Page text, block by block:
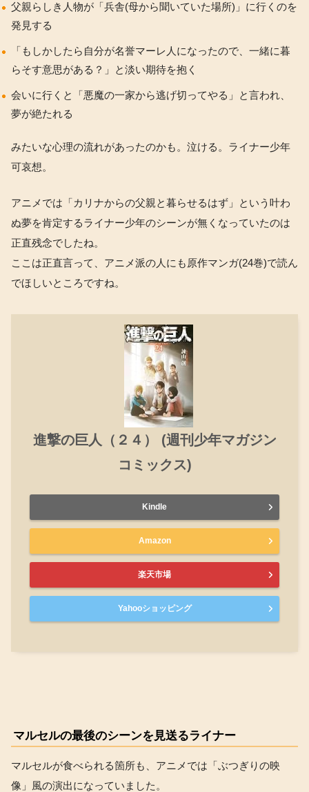
父親らしき人物が「兵舎(母から聞いていた場所)」に行くのを
発見する
「もしかしたら自分が名誉マーレ人になったので、一緒に暮
らそす意思がある？」と淡い期待を抱く
会いに行くと「悪魔の一家から逃げ切ってやる」と言われ、
夢が絶たれる
みたいな心理の流れがあったのかも。泣ける。ライナー少年
可哀想。
アニメでは「カリナからの父親と暮らせるはず」という叶わ
ぬ夢を肯定するライナー少年のシーンが無くなっていたのは
正直残念でしたね。
ここは正直言って、アニメ派の人にも原作マンガ(24巻)で読ん
でほしいところですね。
進撃の巨人（２４） (週刊少年マガジン
コミックス)
Kindle
Amazon
楽天市場
Yahooショッピング
マルセルの最後のシーンを見送るライナー
マルセルが食べられる箇所も、アニメでは「ぶつぎりの映
像」風の演出になっていました。